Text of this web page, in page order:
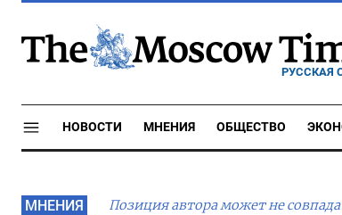
РУССКАЯ
НОВОСТИ МНЕНИЯ ОБЩЕСТВО
МНЕНИЯ Позиция автора может не